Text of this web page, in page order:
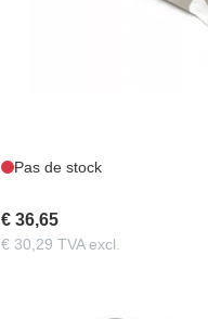
Pas de stock
€ 36,65
€ 30,29 TVA excl.